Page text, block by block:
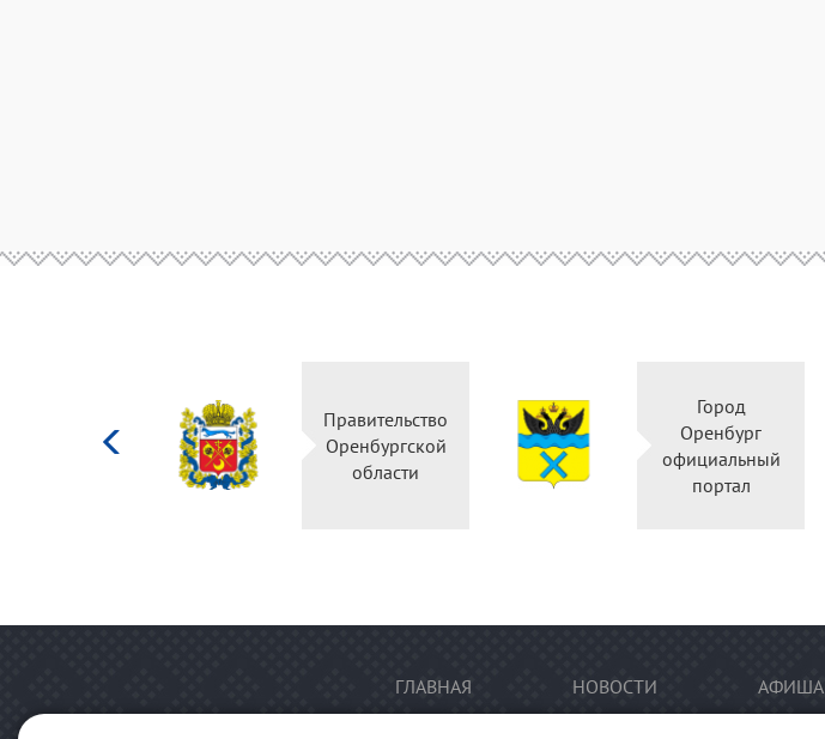
Правительство
Оренбургской
области
Город
Оренбург
официальный
портал
ГЛАВНАЯ НОВОСТИ АФИША